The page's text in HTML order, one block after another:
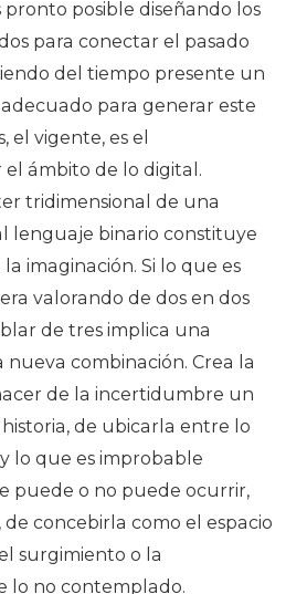
posible diseñando los
para conectar el pasado
del tiempo presente un
para generar este
el vigente, es el
ámbito de lo digital.
tridimensional de una
lenguaje binario constituye
imaginación. Si lo que es
valorando de dos en dos
de tres implica una
combinación. Crea la
de la incertidumbre un
de ubicarla entre lo
lo que es improbable
puede o no puede ocurrir,
concebirla como el espacio
surgimiento o la
lo no contemplado.